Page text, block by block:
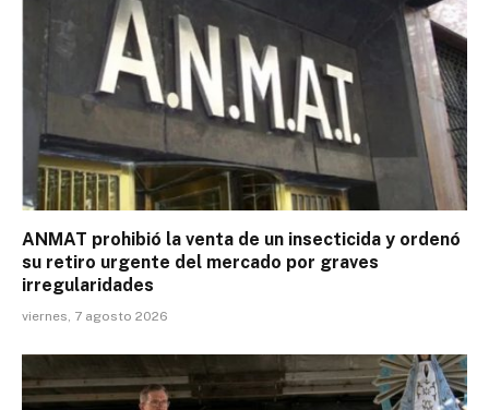
ANMAT prohibió la venta de un insecticida y ordenó
su retiro urgente del mercado por graves
irregularidades
viernes, 7 agosto 2026